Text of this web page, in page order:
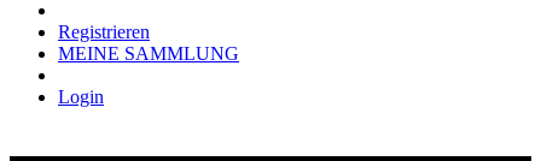
Registrieren
MEINE SAMMLUNG
Login